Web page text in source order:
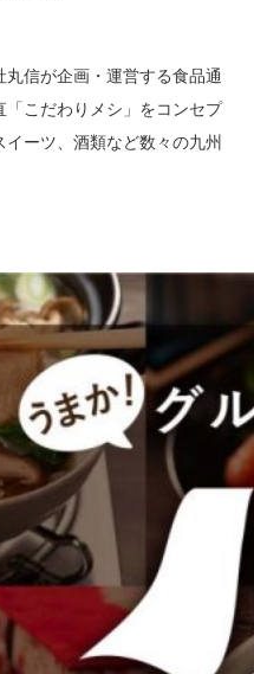
丸信が企画・運営する食品通
こだわりメシ」をコンセプ
ーツ、酒類など数々の九州